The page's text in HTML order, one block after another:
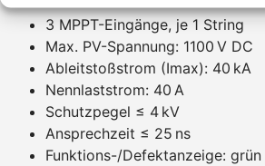
3 MPPT-Eingänge, je 1 String
Max. PV-Spannung: 1100 V DC
Ableitstoßstrom (Imax): 40 kA
Nennlaststrom: 40 A
Schutzpegel ≤ 4 kV
Ansprechzeit ≤ 25 ns
Funktions-/Defektanzeige: